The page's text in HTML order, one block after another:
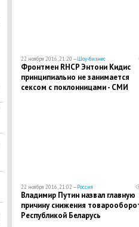
22 ноября 2016, 21:20 —Шоу-бизнес
Фронтмен RHCP Энтони Кидис
принципиально не занимается
сексом с поклонницами - СМИ
22 ноября 2016, 21:02 —Россия
Владимир Путин назвал главную
причину снижения
Республикой Беларусь